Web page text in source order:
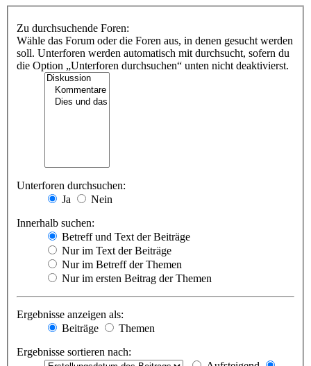
Zu durchsuchende Foren:
Wähle das Forum oder die Foren aus, in denen gesucht werden
soll. Unterforen werden automatisch mit durchsucht, sofern du
die Option „Unterforen durchsuchen“ unten nicht deaktivierst.
Unterforen durchsuchen:
Ja
Nein
Innerhalb suchen:
Betreff und Text der Beiträge
Nur im Text der Beiträge
Nur im Betreff der Themen
Nur im ersten Beitrag der Themen
Ergebnisse anzeigen als:
Beiträge
Themen
Ergebnisse sortieren nach: